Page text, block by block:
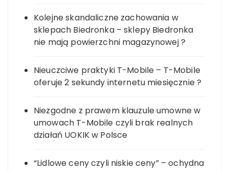
Kolejne skandaliczne zachowania w
sklepach Biedronka – sklepy Biedronka
nie mają powierzchni magazynowej ?
Nieuczciwe praktyki T-Mobile – T-Mobile
oferuje 2 sekundy internetu miesięcznie ?
Niezgodne z prawem klauzule umowne w
umowach T-Mobile czyli brak realnych
działań UOKIK w Polsce
“Lidlowe ceny czyli niskie ceny” – ochydna